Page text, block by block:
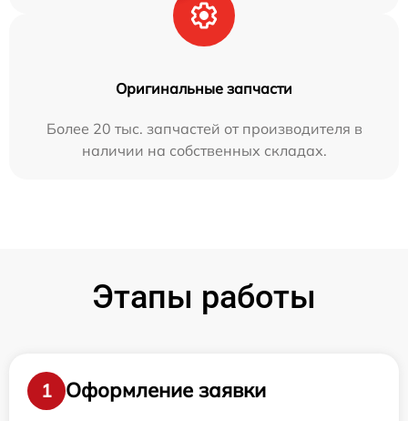
Оригинальные запчасти
Более 20 тыс. запчастей от производителя в
наличии на собственных складах.
Этапы работы
1
Оформление заявки